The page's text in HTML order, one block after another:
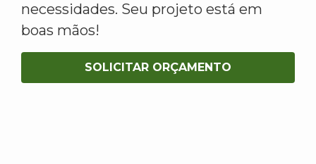
necessidades. Seu projeto está em
boas mãos!
SOLICITAR ORÇAMENTO